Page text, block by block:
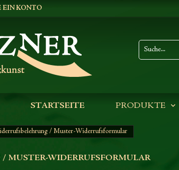
EIN KONTO
STARTSEITE PRODUKTE
/ Muster-Widerrufsformular
MUSTER-WIDERRUFSFORMULAR